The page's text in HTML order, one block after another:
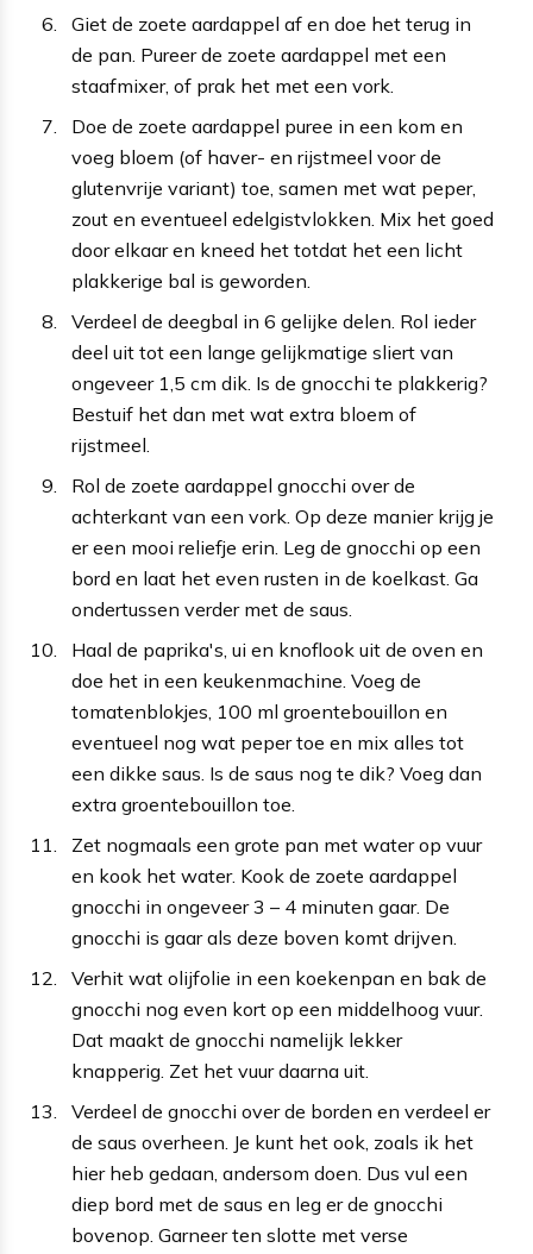
Giet de zoete aardappel af en doe het terug in
de pan. Pureer de zoete aardappel met een
staafmixer, of prak het met een vork.
Doe de zoete aardappel puree in een kom en
voeg bloem (of haver- en rijstmeel voor de
glutenvrije variant) toe, samen met wat peper,
zout en eventueel edelgistvlokken. Mix het goed
door elkaar en kneed het totdat het een licht
plakkerige bal is geworden.
Verdeel de deegbal in 6 gelijke delen. Rol ieder
deel uit tot een lange gelijkmatige sliert van
ongeveer 1,5 cm dik. Is de gnocchi te plakkerig?
Bestuif het dan met wat extra bloem of
rijstmeel.
Rol de zoete aardappel gnocchi over de
achterkant van een vork. Op deze manier krijg je
er een mooi reliefje erin. Leg de gnocchi op een
bord en laat het even rusten in de koelkast. Ga
ondertussen verder met de saus.
Haal de paprika's, ui en knoflook uit de oven en
doe het in een keukenmachine. Voeg de
tomatenblokjes, 100 ml groentebouillon en
eventueel nog wat peper toe en mix alles tot
een dikke saus. Is de saus nog te dik? Voeg dan
extra groentebouillon toe.
Zet nogmaals een grote pan met water op vuur
en kook het water. Kook de zoete aardappel
gnocchi in ongeveer 3 – 4 minuten gaar. De
gnocchi is gaar als deze boven komt drijven.
Verhit wat olijfolie in een koekenpan en bak de
gnocchi nog even kort op een middelhoog vuur.
Dat maakt de gnocchi namelijk lekker
knapperig. Zet het vuur daarna uit.
Verdeel de gnocchi over de borden en verdeel er
de saus overheen. Je kunt het ook, zoals ik het
hier heb gedaan, andersom doen. Dus vul een
diep bord met de saus en leg er de gnocchi
bovenop. Garneer ten slotte met verse